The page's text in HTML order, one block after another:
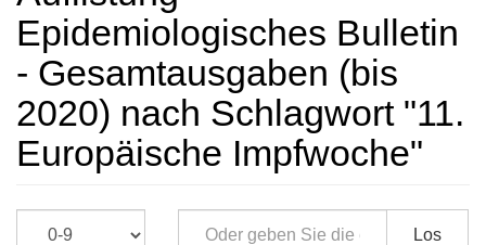
Epidemiologisches Bulletin
- Gesamtausgaben (bis
2020) nach Schlagwort "11.
Europäische Impfwoche"
Los